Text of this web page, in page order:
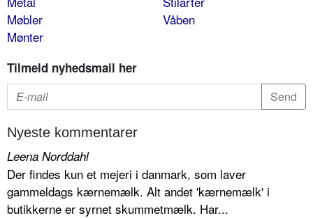
Møbler
Mønter
Våben
Tilmeld nyhedsmail her
Nyeste kommentarer
Leena Norddahl
Der findes kun et mejeri i danmark, som laver
gammeldags kærnemælk. Alt andet 'kærnemælk' i
butikkerne er syrnet skummetmælk. Har...